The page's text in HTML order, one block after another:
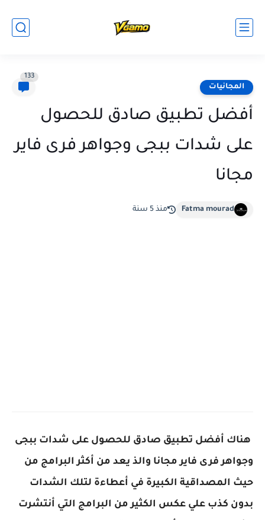
المجانيات
133
أفضل تطبيق صادق للحصول
على شدات ببجى وجواهر فرى فاير
مجانا
Fatma mourad منذ 5 سنة
هناك أفضل تطبيق صادق للحصول على شدات ببجى
وجواهر فرى فاير مجانا والذ يعد من أكثر البرامج من
حيث المصداقية الكبيرة في أعطاءة لتلك الشدات
بدون كذب علي عكس الكثير من البرامج التي أنتشرت